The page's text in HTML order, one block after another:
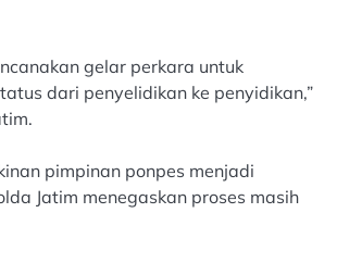
gelar perkara untuk
dari penyelidikan ke penyidikan,”
pimpinan ponpes menjadi
Jatim menegaskan proses masih